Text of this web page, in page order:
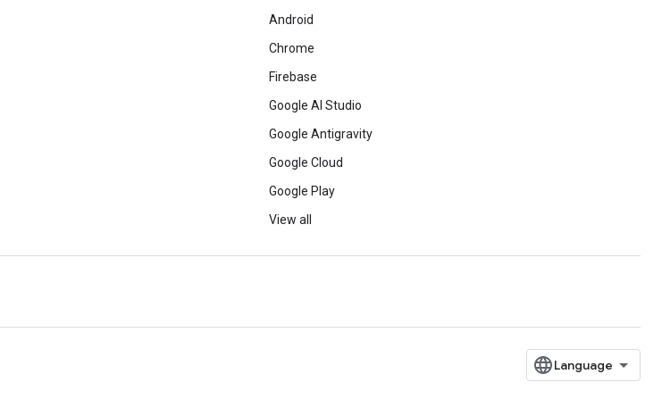
Android
Chrome
Firebase
Google AI Studio
Google Antigravity
Google Cloud
Google Play
View all